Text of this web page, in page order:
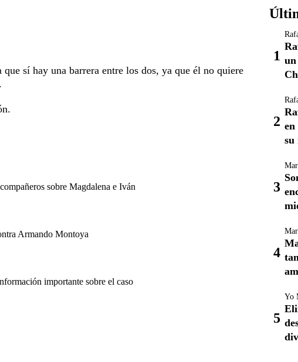
sí hay una barrera entre los dos, ya que él no quiere
sobre Magdalena e Iván
Armando Montoya
importante sobre el caso
un
en
su
Yo